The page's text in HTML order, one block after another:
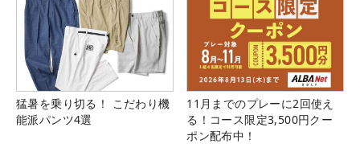
猛暑を乗り切る！ こだわり機
能派パンツ4選
11月までのプレーに2回使え
る！コース限定3,500円クー
ポン配布中！